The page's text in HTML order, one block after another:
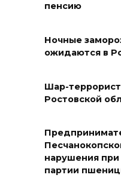
объявили
08 августа 2026
Азовского
вражеские
08 августа 2026
пенсию
Ночные
ожидаются в
Шар-
Ростовской
нарушения
партии